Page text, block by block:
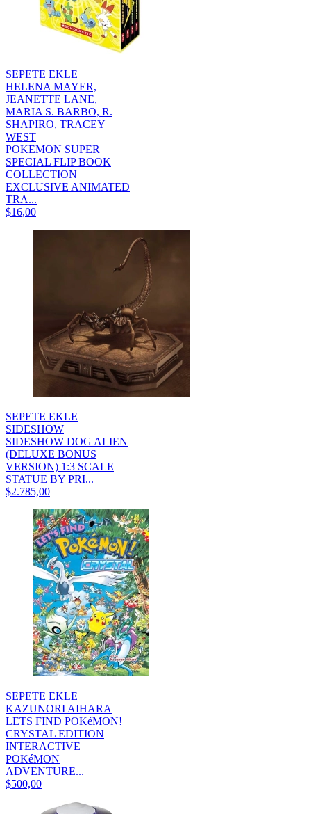
SEPETE EKLE
HELENA MAYER,
JEANETTE LANE,
MARIA S. BARBO, R.
SHAPIRO, TRACEY
WEST
POKEMON SUPER
SPECIAL FLIP BOOK
COLLECTION
EXCLUSIVE ANIMATED
TRA...
$16,00
SEPETE EKLE
SIDESHOW
SIDESHOW DOG ALIEN
(DELUXE BONUS
VERSION) 1:3 SCALE
STATUE BY PRI...
$2.785,00
SEPETE EKLE
KAZUNORI AIHARA
LETS FIND POKéMON!
CRYSTAL EDITION
INTERACTIVE
POKéMON
ADVENTURE...
$500,00